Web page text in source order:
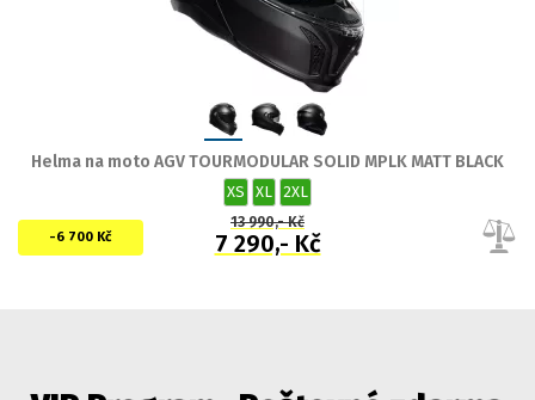
Helma na moto AGV TOURMODULAR SOLID MPLK MATT BLACK
XS XL 2XL
-6 700 Kč
13 990,- Kč
7 290,- Kč